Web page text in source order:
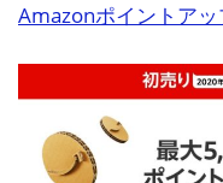
Amazonポイントア